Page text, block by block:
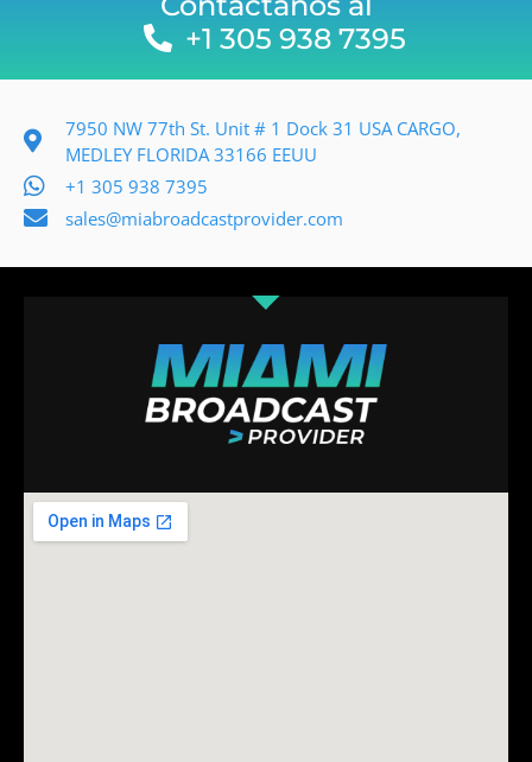
+1 305 938 7395
7950 NW 77th St. Unit # 1 Dock 31 USA CARGO,
MEDLEY FLORIDA 33166 EEUU
+1 305 938 7395
sales@miabroadcastprovider.com